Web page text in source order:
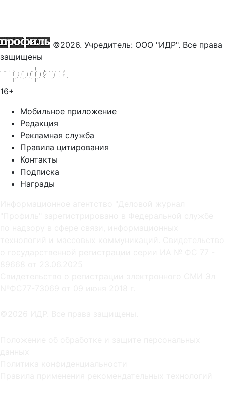
©2026. Учредитель: ООО "ИДР". Все права
защищены
16+
Мобильное приложение
Редакция
Рекламная служба
Правила цитирования
Контакты
Подписка
Награды